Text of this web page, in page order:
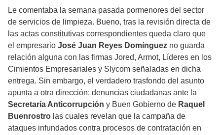
Le comentaba la semana pasada pormenores del sector
de servicios de limpieza. Bueno, tras la revisión directa de
las actas constitutivas correspondientes queda claro que
el empresario José Juan Reyes Domínguez no guarda
relación alguna con las firmas Jored, Armot, Líderes en los
Cimientos Empresariales y Slycom señaladas en dicha
entrega. Sin embargo, el verdadero trasfondo del asunto
apunta a otra dirección: denuncias ciudadanas ante la
Secretaría Anticorrupción y Buen Gobierno de Raquel
Buenrostro las cuales revelan que la campaña de
ataques infundados contra procesos de contratación en